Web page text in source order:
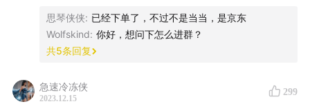
思琴侠侠: 已经下单了，不过不是当当，是京东
Wolfskind: 你好，想问下怎么进群？
共5条回复
急速冷冻侠
2023.12.15
299